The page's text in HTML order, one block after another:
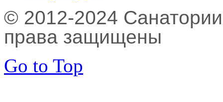
© 2012-2024
права защищены
Go to Top